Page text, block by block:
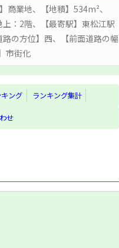
業地、【地積】534m²、
：2階、【最寄駅】東松江駅
の方位】西、【前面道路の幅
市街化
ング ランキング集計
せ